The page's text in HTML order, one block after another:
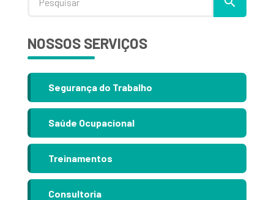
NOSSOS SERVIÇOS
Segurança do Trabalho
Saúde Ocupacional
Treinamentos
Consultoria